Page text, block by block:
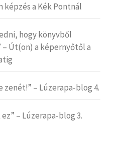
képzés a Kék Pontnál
hogy könyvből
– Út(on) a képernyőtől a
zenét!” – Lúzerapa-blog 4.
– Lúzerapa-blog 3.